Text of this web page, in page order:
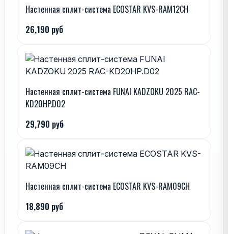
Настенная сплит-система ECOSTAR KVS-RAM12CH
26,190 руб
Настенная сплит-система FUNAI KADZOKU 2025 RAC-
KD20HP.D02
29,790 руб
Настенная сплит-система ECOSTAR KVS-RAM09CH
18,890 руб